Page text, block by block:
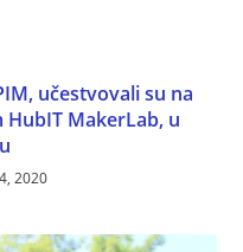
učestvovali su na
MakerLab, u
2020